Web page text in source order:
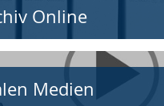
Online
Medien